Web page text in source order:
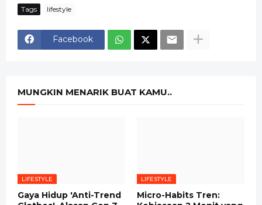
Tags lifestyle
Facebook
MUNGKIN MENARIK BUAT KAMU..
LIFESTYLE
Gaya Hidup 'Anti-Trend
LIFESTYLE
Micro-Habits Tren: